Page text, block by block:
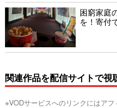
困窮家庭
を！寄付
関連作品を配信サイトで視
※VODサービスへのリンクにはア